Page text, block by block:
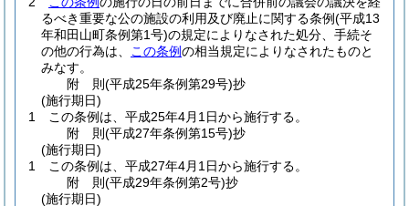
るべき重要な公の施設の利用及び廃止に関する条例(平成13
年和田山町条例第1号)の規定によりなされた処分、手続そ
の他の行為は、
この条例の相当規定によりなされたものと
みなす。
附 則(平成25年条例第29号)抄
(施行期日)
1
この条例は、平成25年4月1日から施行する。
附 則(平成27年条例第15号)抄
(施行期日)
1
この条例は、平成27年4月1日から施行する。
附 則(平成29年条例第2号)抄
(施行期日)